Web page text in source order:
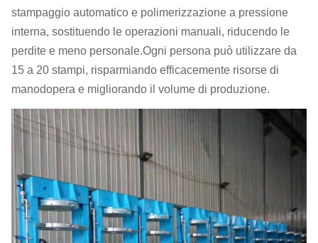
stampaggio automatico e polimerizzazione a pressione
interna, sostituendo le operazioni manuali, riducendo le
perdite e meno personale.Ogni persona può utilizzare da
15 a 20 stampi, risparmiando efficacemente risorse di
manodopera e migliorando il volume di produzione.